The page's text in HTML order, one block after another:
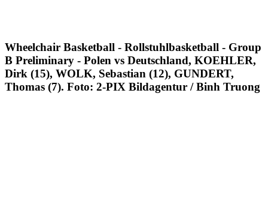
Wheelchair Basketball - Rollstuhlbasketball - Group
B Preliminary - Polen vs Deutschland, KOEHLER,
Dirk (15), WOLK, Sebastian (12), GUNDERT,
Thomas (7). Foto: 2-PIX Bildagentur / Binh Truong